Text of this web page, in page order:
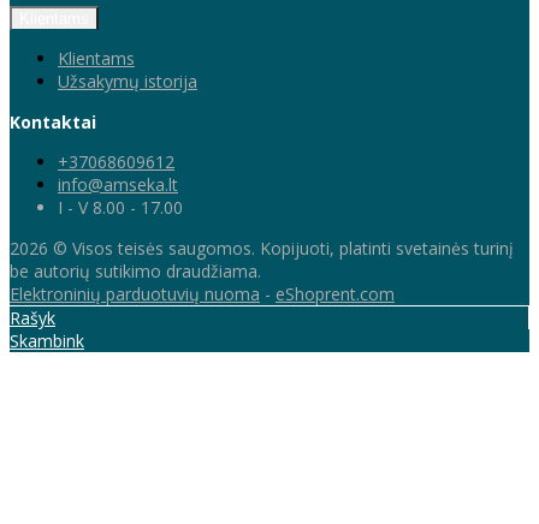
Klientams
Užsakymų istorija
Kontaktai
+37068609612
info@amseka.lt
I - V 8.00 - 17.00
2026 © Visos teisės saugomos. Kopijuoti, platinti svetainės turinį
be autorių sutikimo draudžiama.
Elektroninių parduotuvių nuoma - eShoprent.com
Rašyk
Skambink